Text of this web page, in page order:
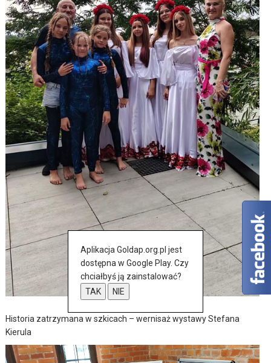
Historia zatrzymana w szkicach – wernisaż wystawy Stefana
Kierula
Aplikacja Goldap.org.pl jest
dostępna w Google Play. Czy
chciałbyś ją zainstalować?
TAK
NIE